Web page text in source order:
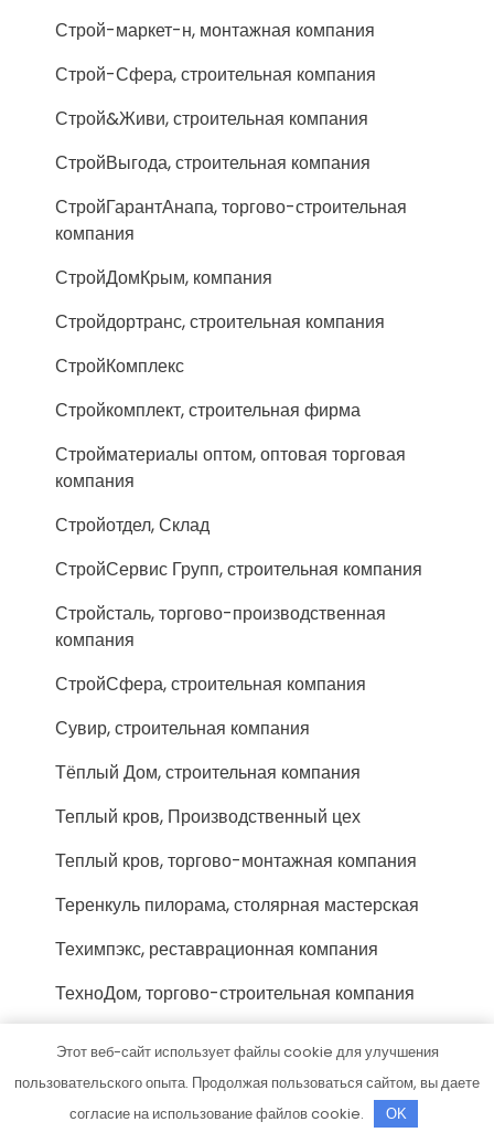
Строй-маркет-н, монтажная компания
Строй-Сфера, строительная компания
Строй&Живи, строительная компания
СтройВыгода, строительная компания
СтройГарантАнапа, торгово-строительная
компания
СтройДомКрым, компания
Стройдортранс, строительная компания
СтройКомплекс
Стройкомплект, строительная фирма
Стройматериалы оптом, оптовая торговая
компания
Стройотдел, Склад
СтройСервис Групп, строительная компания
Стройсталь, торгово-производственная
компания
СтройСфера, строительная компания
Сувир, строительная компания
Тёплый Дом, строительная компания
Теплый кров, Производственный цех
Теплый кров, торгово-монтажная компания
Теренкуль пилорама, столярная мастерская
Техимпэкс, реставрационная компания
ТехноДом, торгово-строительная компания
Технофло, компания
Торгово-строительная компания
Этот веб-сайт использует файлы cookie для улучшения
пользовательского опыта. Продолжая пользоваться сайтом, вы даете
согласие на использование файлов cookie.
OK